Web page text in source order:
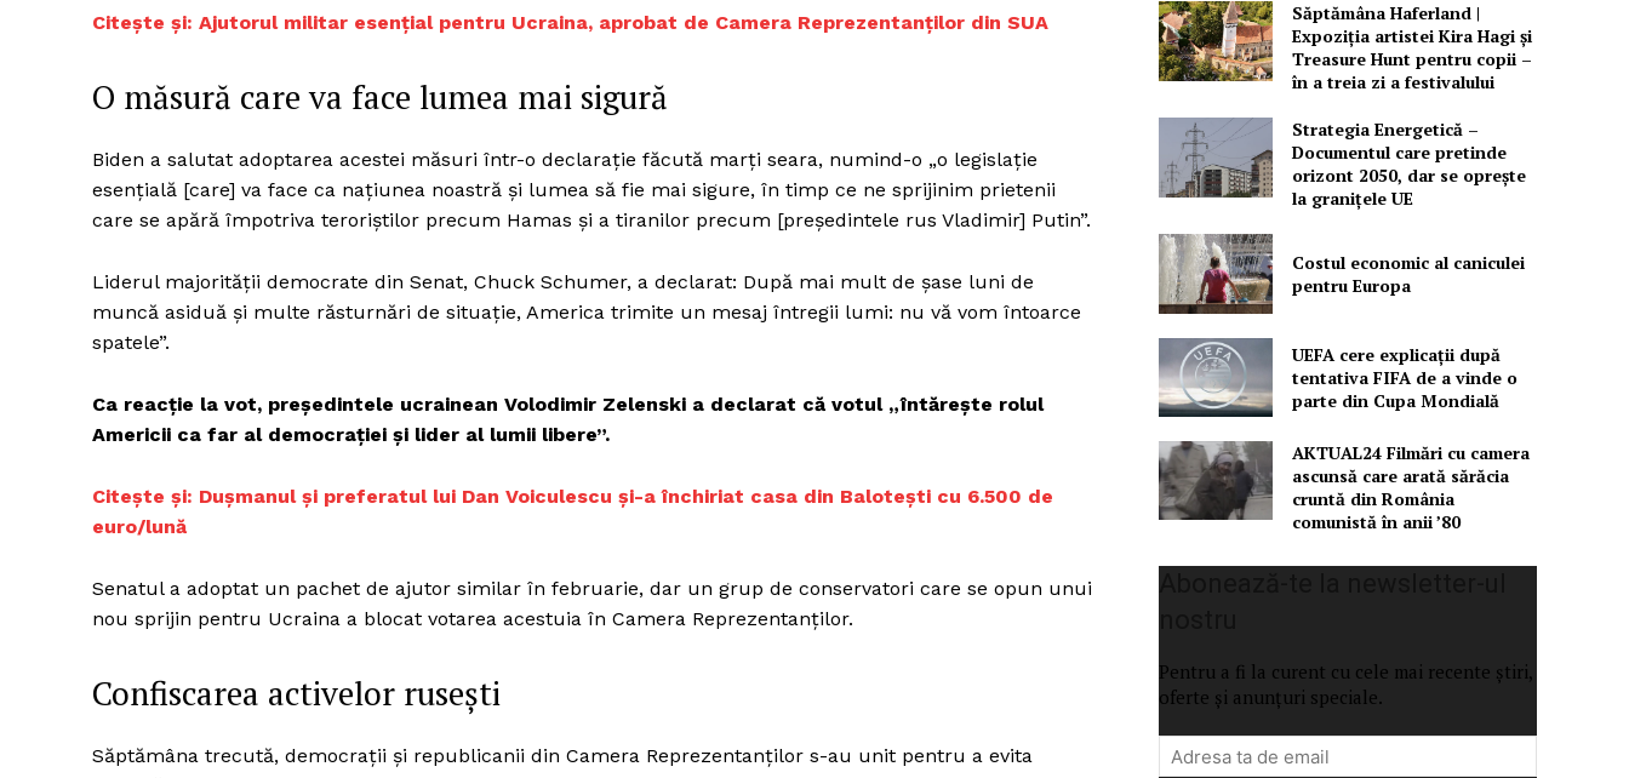
ROMÂNIA
PRESShub
Rețea
Contact
Citește și: Ajutorul militar esențial pentru Ucraina, aprobat de Camera Reprezentanţilor din SUA
O măsură care va face lumea mai sigură
Biden a salutat adoptarea acestei măsuri într-o declarație făcută marți seara, numind-o „o legislație
esențială [care] va face ca națiunea noastră și lumea să fie mai sigure, în timp ce ne sprijinim prietenii
care se apără împotriva teroriștilor precum Hamas și a tiranilor precum [președintele rus Vladimir] Putin”.
Liderul majorității democrate din Senat, Chuck Schumer, a declarat: După mai mult de șase luni de
muncă asiduă și multe răsturnări de situație, America trimite un mesaj întregii lumi: nu vă vom întoarce
spatele”.
Ca reacție la vot, președintele ucrainean Volodimir Zelenski a declarat că votul „întărește rolul
Americii ca far al democrației și lider al lumii libere”.
Citește și: Dușmanul și preferatul lui Dan Voiculescu și-a închiriat casa din Balotești cu 6.500 de
euro/lună
Senatul a adoptat un pachet de ajutor similar în februarie, dar un grup de conservatori care se opun unui
nou sprijin pentru Ucraina a blocat votarea acestuia în Camera Reprezentanților.
Confiscarea activelor rusești
Săptămâna trecută, democrații și republicanii din Camera Reprezentanților s-au unit pentru a evita
Săptămâna Haferland |
Expoziţia artistei Kira Hagi şi
Treasure Hunt pentru copii –
în a treia zi a festivalului
Strategia Energetică –
Documentul care pretinde
orizont 2050, dar se oprește
la granițele UE
Costul economic al caniculei
pentru Europa
UEFA cere explicații după
tentativa FIFA de a vinde o
parte din Cupa Mondială
AKTUAL24 Filmări cu camera
ascunsă care arată sărăcia
cruntă din România
comunistă în anii ’80
Pentru a fi la curent cu cele mai recente știri,
oferte și anunțuri speciale.